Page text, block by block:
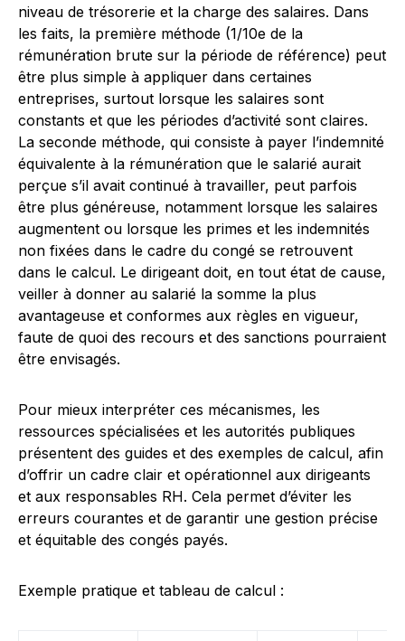
niveau de trésorerie et la charge des salaires. Dans
les faits, la première méthode (1/10e de la
rémunération brute sur la période de référence) peut
être plus simple à appliquer dans certaines
entreprises, surtout lorsque les salaires sont
constants et que les périodes d’activité sont claires.
La seconde méthode, qui consiste à payer l’indemnité
équivalente à la rémunération que le salarié aurait
perçue s’il avait continué à travailler, peut parfois
être plus généreuse, notamment lorsque les salaires
augmentent ou lorsque les primes et les indemnités
non fixées dans le cadre du congé se retrouvent
dans le calcul. Le dirigeant doit, en tout état de cause,
veiller à donner au salarié la somme la plus
avantageuse et conformes aux règles en vigueur,
faute de quoi des recours et des sanctions pourraient
être envisagés.
Pour mieux interpréter ces mécanismes, les
ressources spécialisées et les autorités publiques
présentent des guides et des exemples de calcul, afin
d’offrir un cadre clair et opérationnel aux dirigeants
et aux responsables RH. Cela permet d’éviter les
erreurs courantes et de garantir une gestion précise
et équitable des congés payés.
Exemple pratique et tableau de calcul :